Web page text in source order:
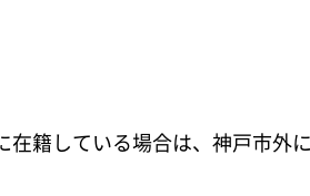
籍している場合は、神戸市外